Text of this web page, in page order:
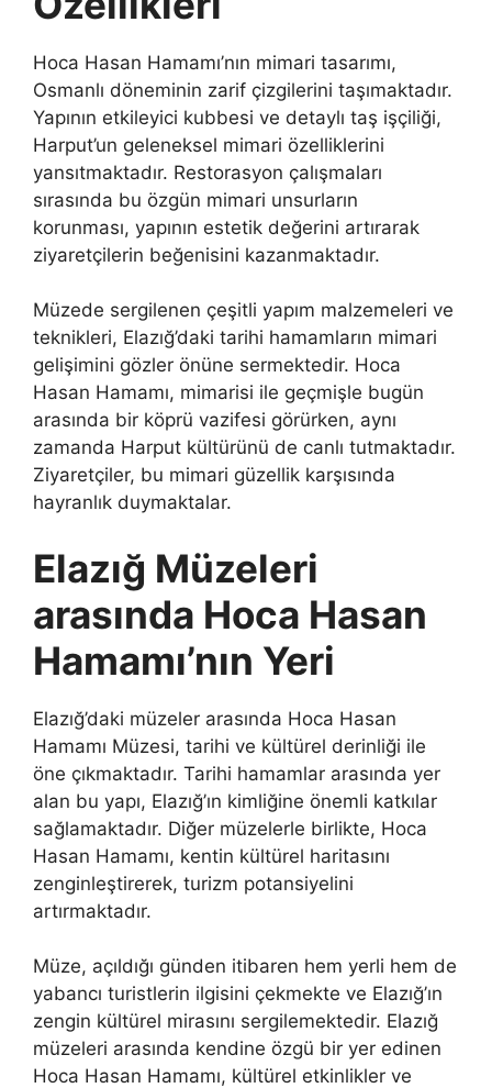
Hoca Hasan Hamamı’nın mimari tasarımı,
Osmanlı döneminin zarif çizgilerini taşımaktadır.
Yapının etkileyici kubbesi ve detaylı taş işçiliği,
Harput’un geleneksel mimari özelliklerini
yansıtmaktadır. Restorasyon çalışmaları
sırasında bu özgün mimari unsurların
korunması, yapının estetik değerini artırarak
ziyaretçilerin beğenisini kazanmaktadır.
Müzede sergilenen çeşitli yapım malzemeleri ve
teknikleri, Elazığ’daki tarihi hamamların mimari
gelişimini gözler önüne sermektedir. Hoca
Hasan Hamamı, mimarisi ile geçmişle bugün
arasında bir köprü vazifesi görürken, aynı
zamanda Harput kültürünü de canlı tutmaktadır.
Ziyaretçiler, bu mimari güzellik karşısında
hayranlık duymaktalar.
Elazığ Müzeleri
arasında Hoca Hasan
Hamamı’nın Yeri
Elazığ’daki müzeler arasında Hoca Hasan
Hamamı Müzesi, tarihi ve kültürel derinliği ile
öne çıkmaktadır. Tarihi hamamlar arasında yer
alan bu yapı, Elazığ’ın kimliğine önemli katkılar
sağlamaktadır. Diğer müzelerle birlikte, Hoca
Hasan Hamamı, kentin kültürel haritasını
zenginleştirerek, turizm potansiyelini
artırmaktadır.
Müze, açıldığı günden itibaren hem yerli hem de
yabancı turistlerin ilgisini çekmekte ve Elazığ’ın
zengin kültürel mirasını sergilemektedir. Elazığ
müzeleri arasında kendine özgü bir yer edinen
Hoca Hasan Hamamı, kültürel etkinlikler ve